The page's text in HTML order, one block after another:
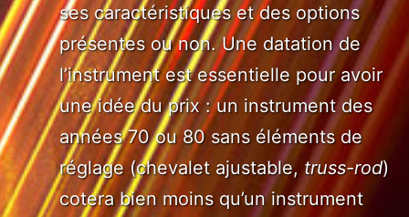
ses caractéristiques et des options
présentes ou non. Une datation de
l’instrument est essentielle pour avoir
une idée du prix : un instrument des
années 70 ou 80 sans éléments de
réglage (chevalet ajustable,truss-rod)
cotera bien moins qu’un instrument